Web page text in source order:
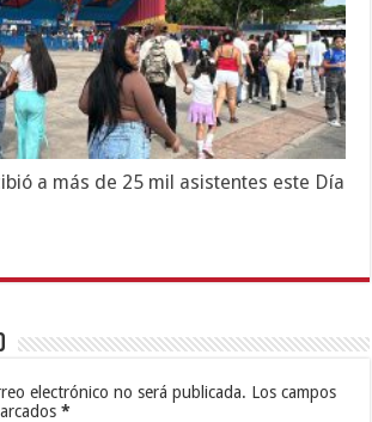
a más de 25 mil asistentes este Día
electrónico no será publicada. Los campos
*